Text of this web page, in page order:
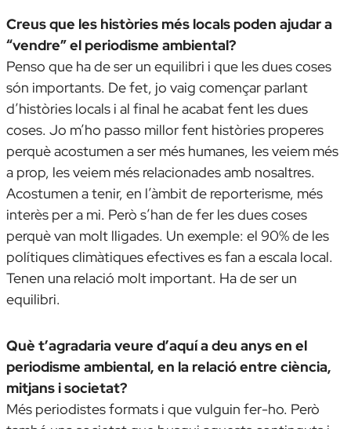
Creus que les històries més locals poden ajudar a
“vendre” el periodisme ambiental?
Penso que ha de ser un equilibri i que les dues coses
són importants. De fet, jo vaig començar parlant
d’històries locals i al final he acabat fent les dues
coses. Jo m’ho passo millor fent històries properes
perquè acostumen a ser més humanes, les veiem més
a prop, les veiem més relacionades amb nosaltres.
Acostumen a tenir, en l’àmbit de reporterisme, més
interès per a mi. Però s’han de fer les dues coses
perquè van molt lligades. Un exemple: el 90% de les
polítiques climàtiques efectives es fan a escala local.
Tenen una relació molt important. Ha de ser un
equilibri.
Què t’agradaria veure d’aquí a deu anys en el
periodisme ambiental, en la relació entre ciència,
mitjans i societat?
Més periodistes formats i que vulguin fer-ho. Però